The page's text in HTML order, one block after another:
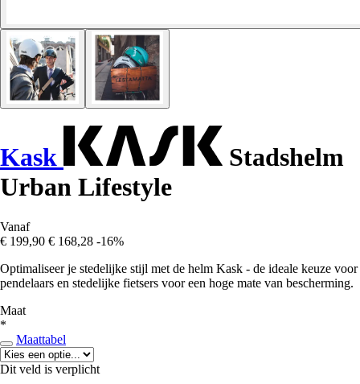
Kask
Stadshelm
Urban Lifestyle
Vanaf
€ 199,90 € 168,28 -16%
Optimaliseer je stedelijke stijl met de helm Kask - de ideale keuze voor
pendelaars en stedelijke fietsers voor een hoge mate van bescherming.
Maat
*
Maattabel
Dit veld is verplicht